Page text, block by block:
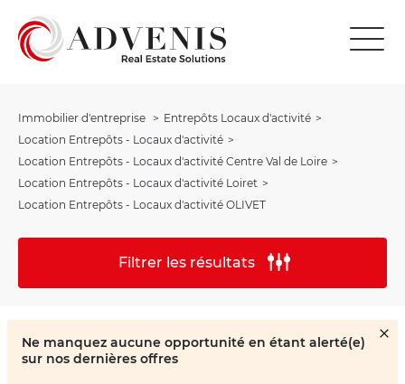
Immobilier d'entreprise
Entrepôts Locaux d'activité
Location Entrepôts - Locaux d'activité
Location Entrepôts - Locaux d'activité Centre Val de Loire
Location Entrepôts - Locaux d'activité Loiret
Location Entrepôts - Locaux d'activité OLIVET
Filtrer les résultats
Ne manquez aucune opportunité en étant alerté(e)
sur nos dernières offres